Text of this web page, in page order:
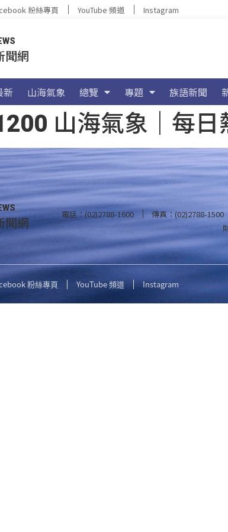
粉絲專頁 YouTube 頻道 Instagram
聞網
新 山海氣象 總覽 專題 族語新聞
山海氣象｜每
聞網 電話：(02)2788-1600 傳真：(02)2788-1500
粉絲專頁 YouTube 頻道 Instagram